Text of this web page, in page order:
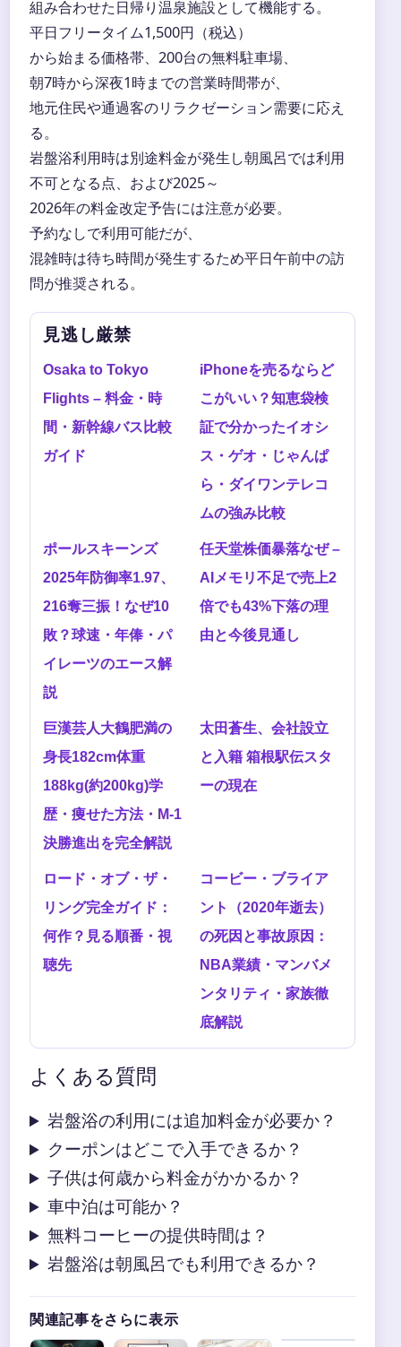
組み合わせた日帰り温泉施設として機能する。
平日フリータイム1,500円（税込）
から始まる価格帯、200台の無料駐車場、
朝7時から深夜1時までの営業時間帯が、
地元住民や通過客のリラクゼーション需要に応え
る。
岩盤浴利用時は別途料金が発生し朝風呂では利用
不可となる点、および2025～
2026年の料金改定予告には注意が必要。
予約なしで利用可能だが、
混雑時は待ち時間が発生するため平日午前中の訪
問が推奨される。
見逃し厳禁
Osaka to Tokyo
Flights – 料金・時
間・新幹線バス比較
ガイド
iPhoneを売るならど
こがいい？知恵袋検
証で分かったイオシ
ス・ゲオ・じゃんぱ
ら・ダイワンテレコ
ムの強み比較
ポールスキーンズ
2025年防御率1.97、
216奪三振！なぜ10
敗？球速・年俸・パ
イレーツのエース解
説
任天堂株価暴落なぜ –
AIメモリ不足で売上2
倍でも43%下落の理
由と今後見通し
巨漢芸人大鶴肥満の
身長182cm体重
188kg(約200kg)学
歴・痩せた方法・M-1
決勝進出を完全解説
太田蒼生、会社設立
と入籍 箱根駅伝スタ
ーの現在
ロード・オブ・ザ・
リング完全ガイド：
何作？見る順番・視
聴先
コービー・ブライア
ント（2020年逝去）
の死因と事故原因：
NBA業績・マンバメ
ンタリティ・家族徹
底解説
よくある質問
岩盤浴の利用には追加料金が必要か？
クーポンはどこで入手できるか？
子供は何歳から料金がかかるか？
車中泊は可能か？
無料コーヒーの提供時間は？
岩盤浴は朝風呂でも利用できるか？
関連記事をさらに表示